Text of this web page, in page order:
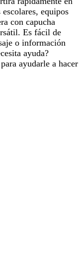
equipos
con capucha
Es fácil de
o información
ayuda?
ayudarle a hacer